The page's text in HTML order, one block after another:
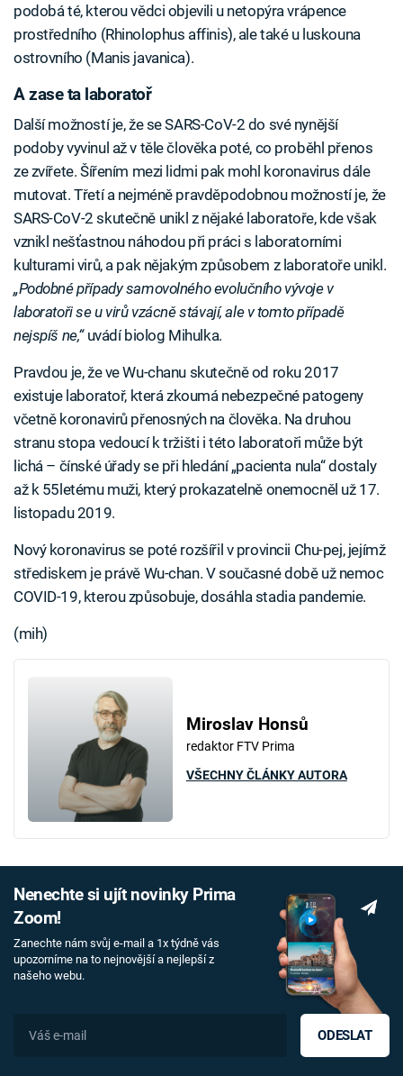
podobá té, kterou vědci objevili u netopýra vrápence
prostředního (Rhinolophus affinis), ale také u luskouna
ostrovního (Manis javanica).
A zase ta laboratoř
Další možností je, že se SARS-CoV-2 do své nynější
podoby vyvinul až v těle člověka poté, co proběhl přenos
ze zvířete. Šířením mezi lidmi pak mohl koronavirus dále
mutovat. Třetí a nejméně pravděpodobnou možností je, že
SARS-CoV-2 skutečně unikl z nějaké laboratoře, kde však
vznikl nešťastnou náhodou při práci s laboratorními
kulturami virů, a pak nějakým způsobem z laboratoře unikl.
„Podobné případy samovolného evolučního vývoje v
laboratoři se u virů vzácně stávají, ale v tomto případě
nejspíš ne,“uvádí biolog Mihulka.
Pravdou je, že ve Wu-chanu skutečně od roku 2017
existuje laboratoř, která zkoumá nebezpečné patogeny
včetně koronavirů přenosných na člověka. Na druhou
stranu stopa vedoucí k tržišti i této laboratoři může být
lichá – čínské úřady se při hledání „pacienta nula“ dostaly
až k 55letému muži, který prokazatelně onemocněl už 17.
listopadu 2019.
Nový koronavirus se poté rozšířil v provincii Chu-pej, jejímž
střediskem je právě Wu-chan. V současné době už nemoc
COVID-19, kterou způsobuje, dosáhla stadia pandemie.
(mih)
Miroslav Honsů
redaktor FTV Prima
VŠECHNY ČLÁNKY AUTORA
Nenechte si ujít novinky Prima
Zoom!
Zanechte nám svůj e-mail a 1x týdně vás
upozorníme na to nejnovější a nejlepší z
našeho webu.
ODESLAT